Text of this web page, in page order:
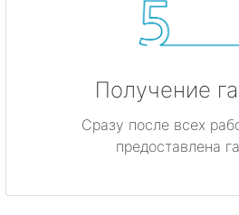
Получение
Сразу после всех
предоставлена